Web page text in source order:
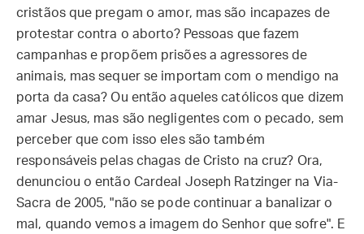
cristãos que pregam o amor, mas são incapazes de
protestar contra o aborto? Pessoas que fazem
campanhas e propõem prisões a agressores de
animais, mas sequer se importam com o mendigo na
porta da casa? Ou então aqueles católicos que dizem
amar Jesus, mas são negligentes com o pecado, sem
perceber que com isso eles são também
responsáveis pelas chagas de Cristo na cruz? Ora,
denunciou o então Cardeal Joseph Ratzinger na Via-
Sacra de 2005, "não se pode continuar a banalizar o
mal, quando vemos a imagem do Senhor que sofre". E